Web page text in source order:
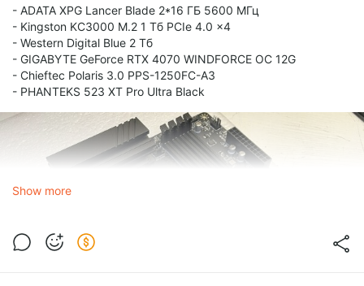
- ADATA XPG Lancer Blade 2*16 ГБ 5600 МГц
- Kingston KC3000 M.2 1 Тб PCIe 4.0 x4
- Western Digital Blue 2 Тб
- GIGABYTE GeForce RTX 4070 WINDFORCE OC 12G
- Chieftec Polaris 3.0 PPS-1250FC-A3
- PHANTEKS 523 XT Pro Ultra Black
Show more